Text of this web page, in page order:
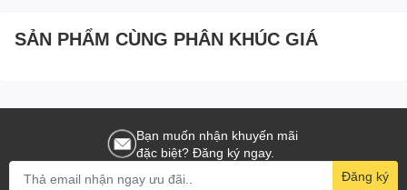
SẢN PHẨM CÙNG PHÂN KHÚC GIÁ
Bạn muốn nhận khuyến mãi
đặc biệt? Đăng ký ngay.
Đăng ký